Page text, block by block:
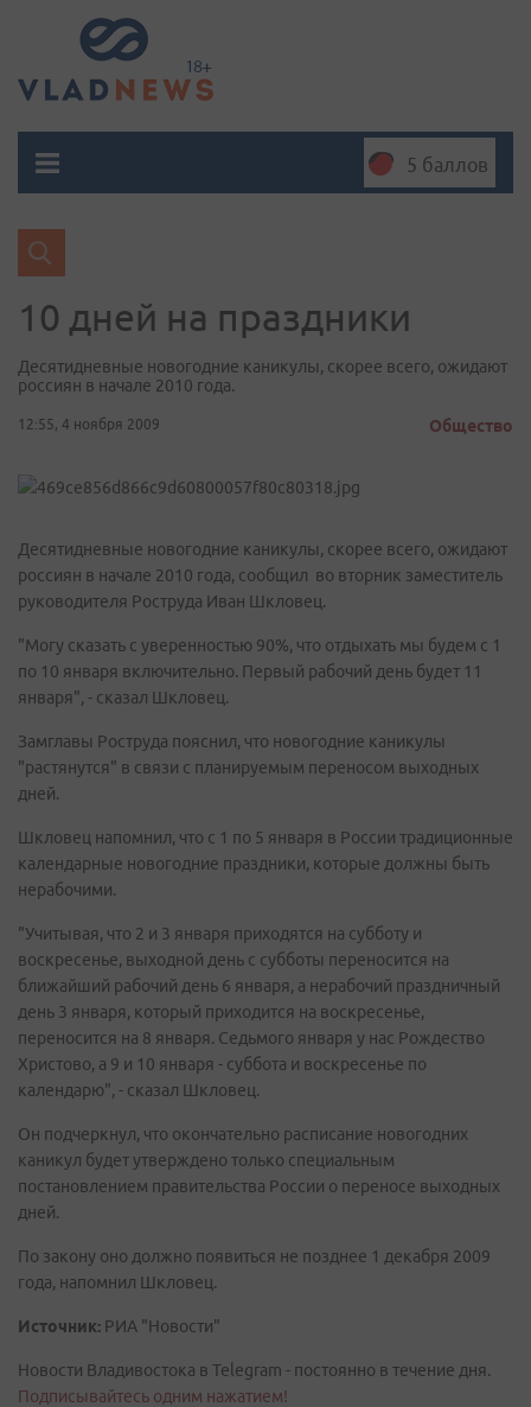
5 баллов
10 дней на праздники
Десятидневные новогодние каникулы, скорее всего, ожидают
россиян в начале 2010 года.
12:55, 4 ноября 2009 Общество
Десятидневные новогодние каникулы, скорее всего, ожидают
россиян в начале 2010 года, сообщил во вторник заместитель
руководителя Роструда Иван Шкловец.
"Могу сказать с уверенностью 90%, что отдыхать мы будем с 1
по 10 января включительно. Первый рабочий день будет 11
января", - сказал Шкловец.
Замглавы Роструда пояснил, что новогодние каникулы
"растянутся" в связи с планируемым переносом выходных
дней.
Шкловец напомнил, что с 1 по 5 января в России традиционные
календарные новогодние праздники, которые должны быть
нерабочими.
"Учитывая, что 2 и 3 января приходятся на субботу и
воскресенье, выходной день с субботы переносится на
ближайший рабочий день 6 января, а нерабочий праздничный
день 3 января, который приходится на воскресенье,
переносится на 8 января. Седьмого января у нас Рождество
Христово, а 9 и 10 января - суббота и воскресенье по
календарю", - сказал Шкловец.
Он подчеркнул, что окончательно расписание новогодних
каникул будет утверждено только специальным
постановлением правительства России о переносе выходных
дней.
По закону оно должно появиться не позднее 1 декабря 2009
года, напомнил Шкловец.
Источник: РИА "Новости"
Новости Владивостока в Telegram - постоянно в течение дня.
Подписывайтесь одним нажатием!